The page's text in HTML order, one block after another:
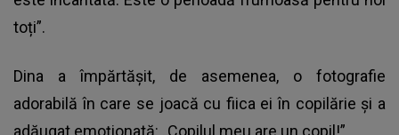
toți”.
Dina a împărtășit, de asemenea, o fotografie
adorabilă în care se joacă cu fiica ei în copilărie și a
adăugat emoționată: „Copilul meu are un copil!”